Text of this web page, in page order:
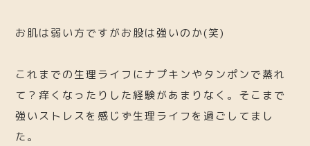
お肌は弱い方ですがお股は強いのか(笑)
これまでの生理ライフにナプキンやタンポンで蒸れ
て？痒くなったりした経験があまりなく。そこまで
強いストレスを感じず生理ライフを過ごしてまし
た。